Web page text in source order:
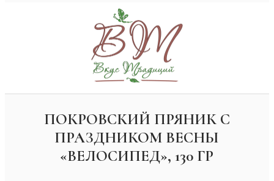
ПОКРОВСКИЙ ПРЯНИК С
ПРАЗДНИКОМ ВЕСНЫ
«ВЕЛОСИПЕД», 130 ГР